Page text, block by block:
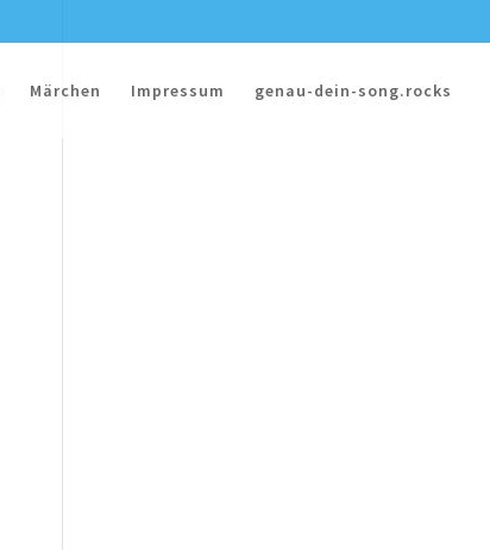
Märchen Impressum genau-dein-song.rocks